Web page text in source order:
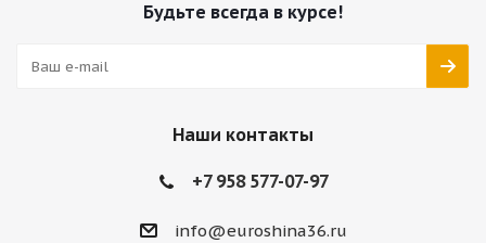
Будьте всегда в курсе!
Наши контакты
+7 958 577-07-97
info@euroshina36.ru